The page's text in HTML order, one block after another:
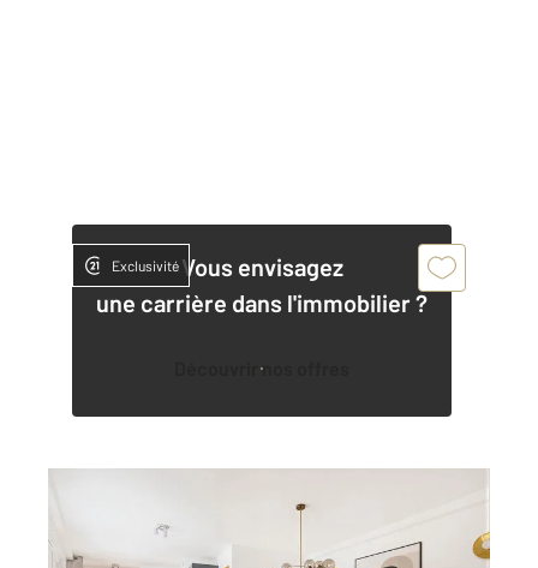
Vous envisagez
une carrière dans l'immobilier ?
Découvrir nos offres
Exclusivité
, 3 pièces